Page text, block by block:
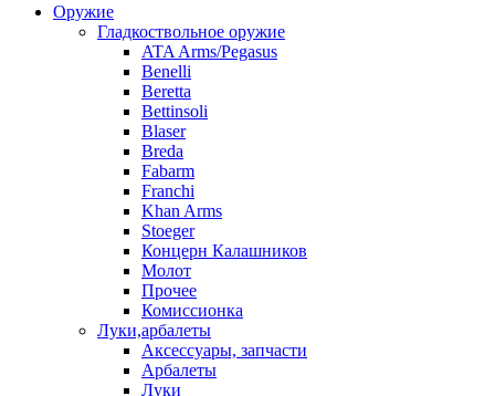
Оружие
Гладкоствольное оружие
ATA Arms/Pegasus
Benelli
Beretta
Bettinsoli
Blaser
Breda
Fabarm
Franchi
Khan Arms
Stoeger
Концерн Калашников
Молот
Прочее
Комиссионка
Луки,арбалеты
Аксессуары, запчасти
Арбалеты
Луки